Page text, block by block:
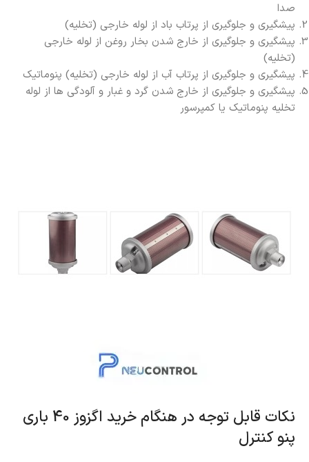
صدا
پیشگیری و جلوگیری از پرتاب باد از لوله خارجی (تخلیه)
پیشگیری و جلوگیری از خارج شدن بخار روغن از لوله خارجی
(تخلیه)
پیشگیری و جلوگیری از پرتاب آب از لوله خارجی (تخلیه) پنوماتیک
پیشگیری و جلوگیری از خارج شدن گرد و غبار و آلودگی ها از لوله
تخلیه پنوماتیک یا کمپرسور
نکات قابل توجه در هنگام خرید اگزوز 40 باری
پنو کنترل